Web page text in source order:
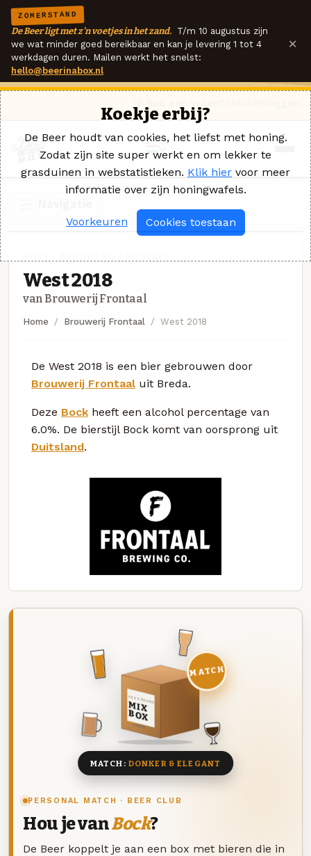
ZOMERSTAND
De Beer ligt met z'n voetjes in het zand. T/m 10 augustus zijn
we wat minder goed bereikbaar en kan je levering 1 tot 4
werkdagen duren. Mailen werkt het snelst:
hello@beerinabox.nl
×
West 2018
van Brouwerij Frontaal
Home Brouwerij Frontaal West 2018
De West 2018 is een bier gebrouwen door
Brouwerij Frontaal uit Breda.
Deze Bock heeft een alcohol percentage van
6.0%. De bierstijl Bock komt van oorsprong uit
Duitsland.
PERSONAL MATCH · BEER CLUB
Hou je vanBock?
De Beer koppelt je aan een box met bieren die in
DEZE MAAND
MIX
BOX
8 BIEREN
MATCH
MATCH: DONKER & ELEGANT
Koekje erbij?
De Beer houdt van cookies, het liefst met honing.
Zodat zijn site super werkt en om lekker te
grasduinen in webstatistieken. Klik hier voor meer
informatie over zijn honingwafels.
Voorkeuren Cookies toestaan